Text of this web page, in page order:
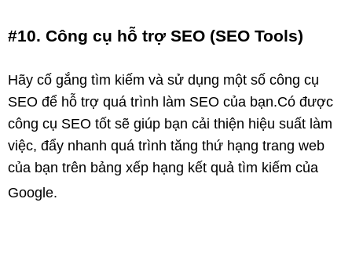
#10. Công cụ hỗ trợ SEO (SEO Tools)
Hãy cố gắng tìm kiếm và sử dụng một số công cụ
SEO để hỗ trợ quá trình làm SEO của bạn.Có được
công cụ SEO tốt sẽ giúp bạn cải thiện hiệu suất làm
việc, đẩy nhanh quá trình tăng thứ hạng trang web
của bạn trên bảng xếp hạng kết quả tìm kiếm của
Google.